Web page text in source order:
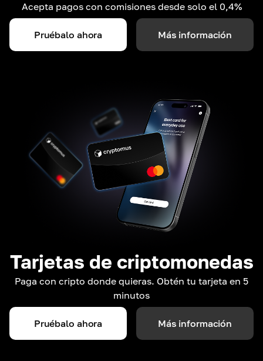
Acepta pagos con comisiones desde solo el 0,4%
Pruébalo ahora Más información
Tarjetas de criptomonedas
Paga con cripto donde quieras. Obtén tu tarjeta en 5
minutos
Pruébalo ahora Más información